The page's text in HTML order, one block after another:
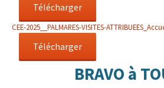
Télécharger
CEE-2025__PALMARES-VISITES-
Télécharger
BRAVO à